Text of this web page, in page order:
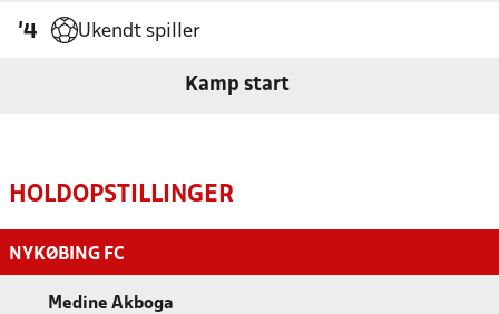
'4 Ukendt spiller
Kamp start
HOLDOPSTILLINGER
NYKØBING FC
Medine Akboga